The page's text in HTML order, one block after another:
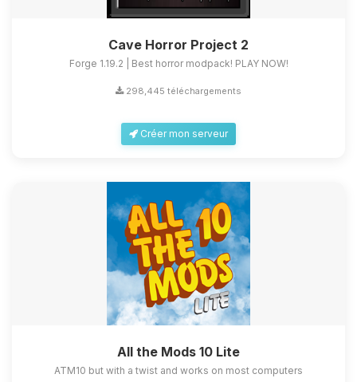
Cave Horror Project 2
Forge 1.19.2 | Best horror modpack! PLAY NOW!
298,445 téléchargements
Créer mon serveur
All the Mods 10 Lite
ATM10 but with a twist and works on most computers